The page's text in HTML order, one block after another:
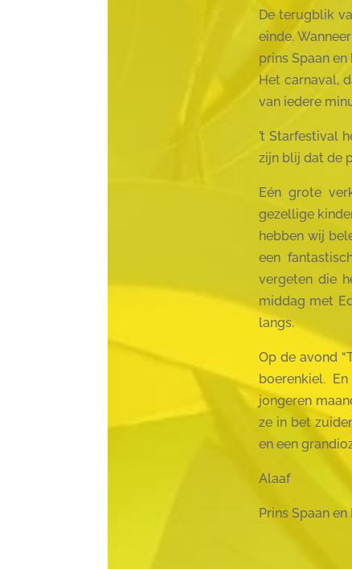
De terugblik
einde.
prins Spaan
Het carnaval,
van iedere
’t Starfestival
zijn blij dat de
Eén grote
gezellige
hebben wij
een
vergeten die
middag met
langs.
Op de avond
boerenkiel.
jongeren
ze in bet
en een
Alaaf
Prins Spaan